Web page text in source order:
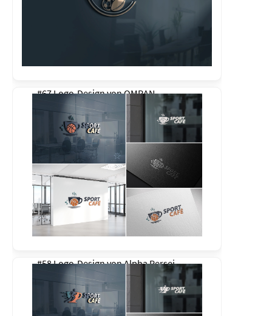
#67 Logo-Design vonOMRAN
#58 Logo-Design vonAlpha Persei